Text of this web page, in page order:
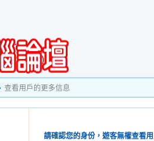
查看用戶的更多信息
請確認您的身份，遊客無權查看